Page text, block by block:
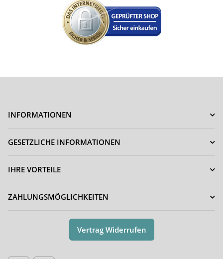
INFORMATIONEN
GESETZLICHE INFORMATIONEN
IHRE VORTEILE
ZAHLUNGSMÖGLICHKEITEN
Vertrag Widerrufen